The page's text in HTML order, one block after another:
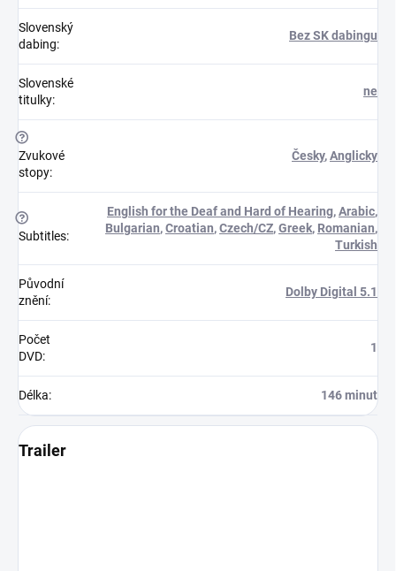
Slovenský
dabing:
Bez SK dabingu
Slovenské
titulky:
ne
?
Zvukové
stopy:
Česky,Anglicky
?
Subtitles:
English for the Deaf and Hard of Hearing,Arabic,
Bulgarian,Croatian,Czech/CZ,Greek, Romanian,
Turkish
Původní
znění:
Dolby Digital 5.1
Počet
DVD:
1
Délka: 146 minut
Trailer